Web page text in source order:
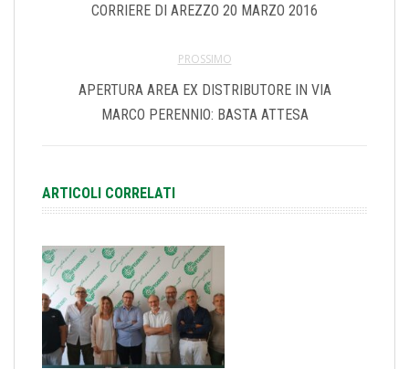
CORRIERE DI AREZZO 20 MARZO 2016
PROSSIMO
APERTURA AREA EX DISTRIBUTORE IN VIA
MARCO PERENNIO: BASTA ATTESA
ARTICOLI CORRELATI